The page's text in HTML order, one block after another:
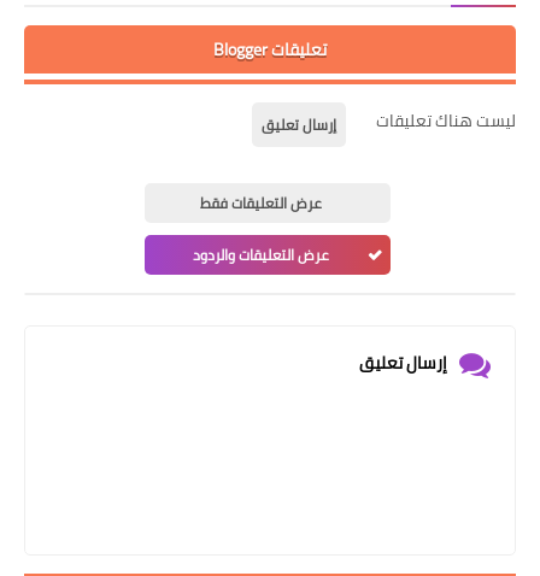
تعليقات Blogger
ليست هناك تعليقات إرسال تعليق
عرض التعليقات فقط
عرض التعليقات والردود
إرسال تعليق